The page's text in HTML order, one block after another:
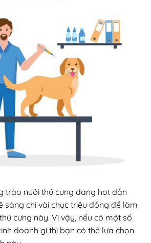
trào nuôi thú cưng đang hot dần
sàng chi vài chục triệu đồng để làm
cưng này. Vì vậy, nếu có một số
doanh gì thì bạn có thể lựa chọn